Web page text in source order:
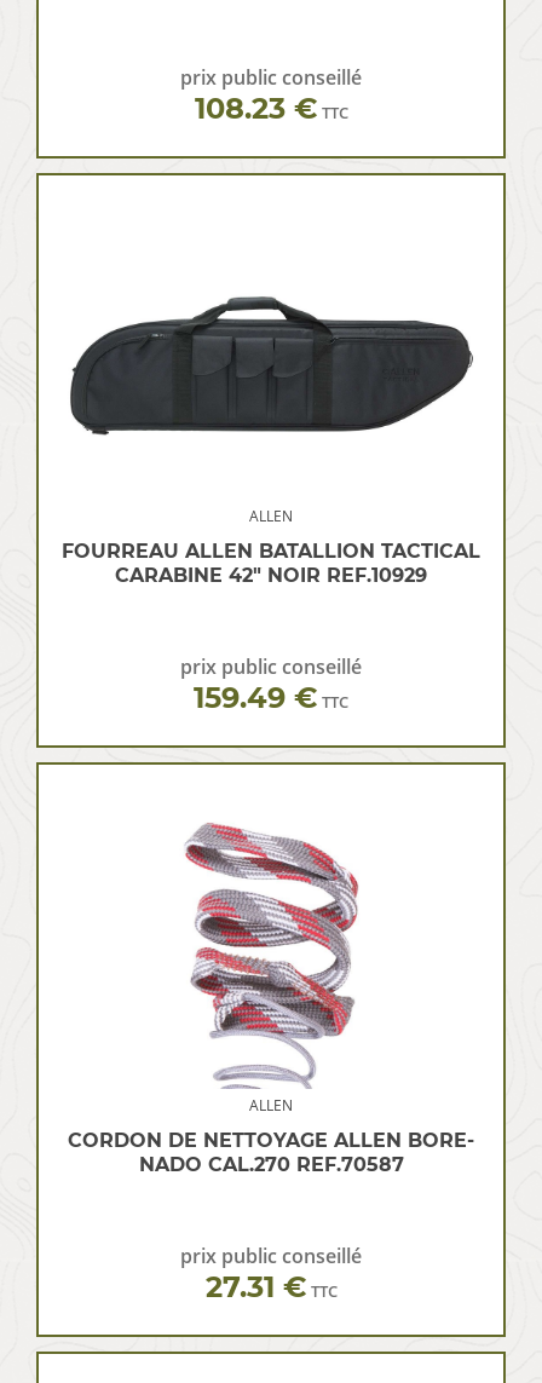
prix public conseillé
108.23 € TTC
ALLEN
FOURREAU ALLEN BATALLION TACTICAL
CARABINE 42″ NOIR REF.10929
prix public conseillé
159.49 € TTC
ALLEN
CORDON DE NETTOYAGE ALLEN BORE-
NADO CAL.270 REF.70587
prix public conseillé
27.31 € TTC